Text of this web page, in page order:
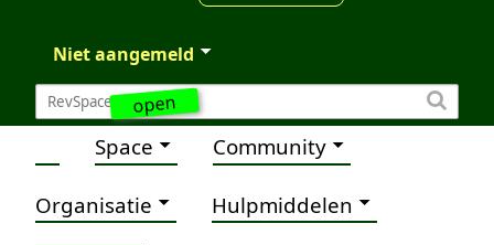
open
Niet aangemeld
Space Community
Organisatie Hulpmiddelen